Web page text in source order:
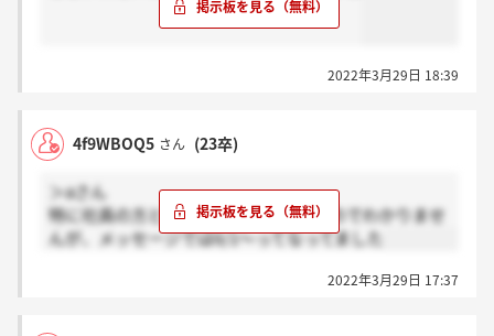
2022年3月29日 18:39
4f9WBOQ5 さん (23卒)
＞aさん
特に社員の方と接する機会がなかったのでわかりませ
んが、メッセージでは6/1～ってなってました
2022年3月29日 17:37